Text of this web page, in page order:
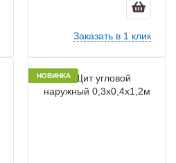
Заказать в 1 клик
НОВИНКА